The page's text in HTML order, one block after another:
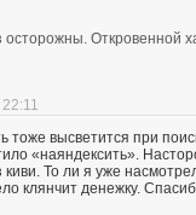
осторожны. Откровенной
тоже высветится при
«наяндексить».
То ли я уже
клянчит денежку.